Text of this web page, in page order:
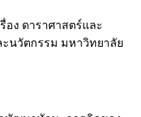
อง ดาราศาสตร์และ
ะนวัตกรรม มหาวิทยาลัย